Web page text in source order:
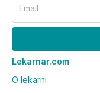
Email
Lekarnar.com
O lekarni